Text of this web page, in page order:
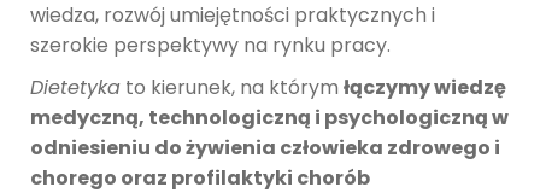
wiedza, rozwój umiejętności praktycznych i
szerokie perspektywy na rynku pracy.
Dietetyka to kierunek, na którym łączymy wiedzę
medyczną, technologiczną i psychologiczną w
odniesieniu do żywienia człowieka zdrowego i
chorego oraz profilaktyki chorób